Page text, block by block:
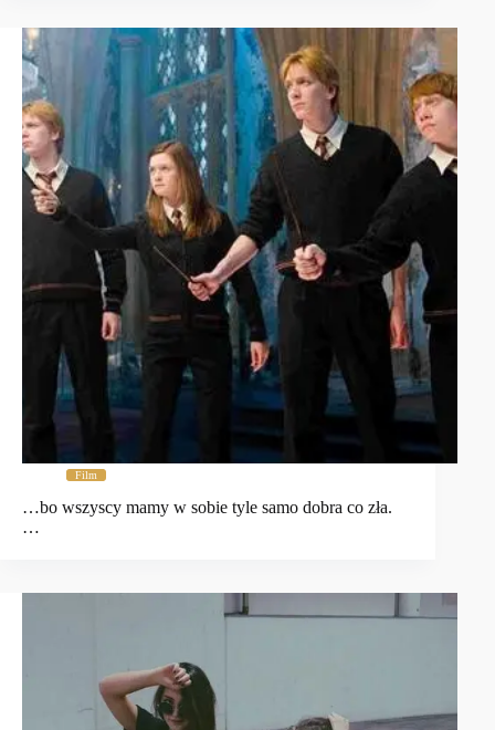
Film
…bo wszyscy mamy w sobie tyle samo dobra co zła.
…